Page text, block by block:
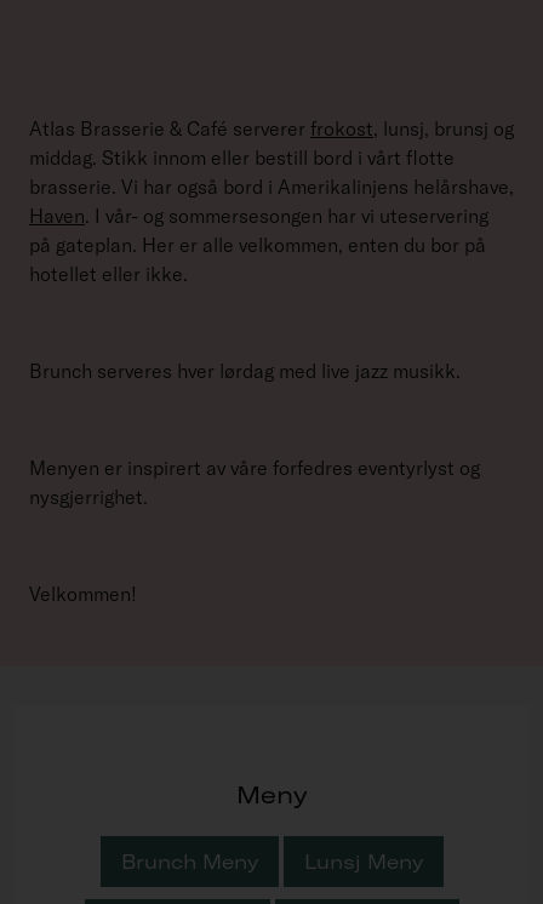
Atlas Brasserie & Café serverer frokost, lunsj, brunsj og
middag. Stikk innom eller bestill bord i vårt flotte
brasserie. Vi har også bord i Amerikalinjens helårshave,
Haven. I vår- og sommersesongen har vi uteservering
på gateplan. Her er alle velkommen, enten du bor på
hotellet eller ikke.
Brunch serveres hver lørdag med live jazz musikk.
Menyen er inspirert av våre forfedres eventyrlyst og
nysgjerrighet.
Velkommen!
Meny
Brunch Meny Lunsj Meny